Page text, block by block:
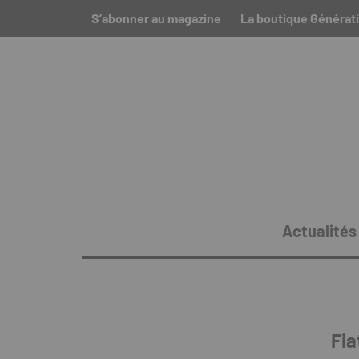
S’abonner au magazine La boutique
Actualités